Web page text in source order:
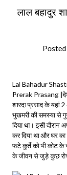
लाल बहादुर
Lal Bahadur
Prerak Prasang |देश
शारदा प्रसाद के
भुखमरी की समस्या से
दिया था। इसी
कर दिया था और घर
फटे कुर्ते को भी कोट के
के जीवन से जुड़े कुछ